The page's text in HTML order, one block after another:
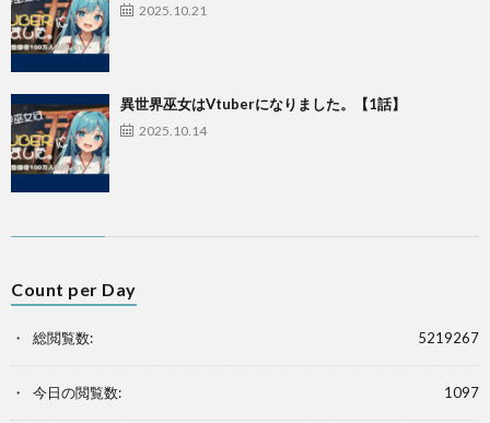
2025.10.21
異世界巫女はVtuberになりました。【1話】
2025.10.14
Count per Day
5219267
総閲覧数:
1097
今日の閲覧数: